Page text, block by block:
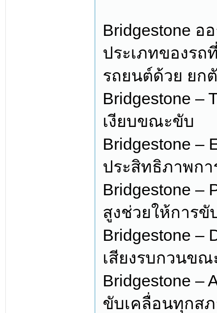
Bridgestone อ
ประเภทของรถ
รถยนต์ด้วย ยก
Bridgestone –
เงียบขณะขับ
Bridgestone –
ประสิทธิภาพกา
Bridgestone –
สูงช่วยให้การ
Bridgestone –
เสียงรบกวนข
Bridgestone –
ขับเคลื่อนทุกส